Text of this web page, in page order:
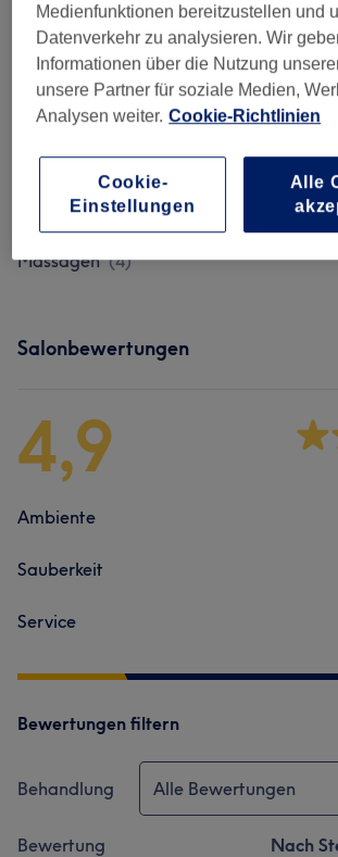
Strong Pressure Massage For Pain
Reflexology &Relaxin (2
Skin Care ( 2)
Add Ons (nur Mit Anderen Services
Buchbar) (3)
Massagen (4)
Salonbewertungen
4,9
Ambiente
Sauberkeit
Service
Bewertungen filtern
Behandlung Alle Bewertungen
Bewertung Nach
Medienfunktionen bereitzustellen und
Datenverkehr zu analysieren. Wir
Informationen über die Nutzung
unsere Partner für soziale Medien,
Analysen weiter. Cookie-Richtlinien
Cookie-
Einstellungen
Alle